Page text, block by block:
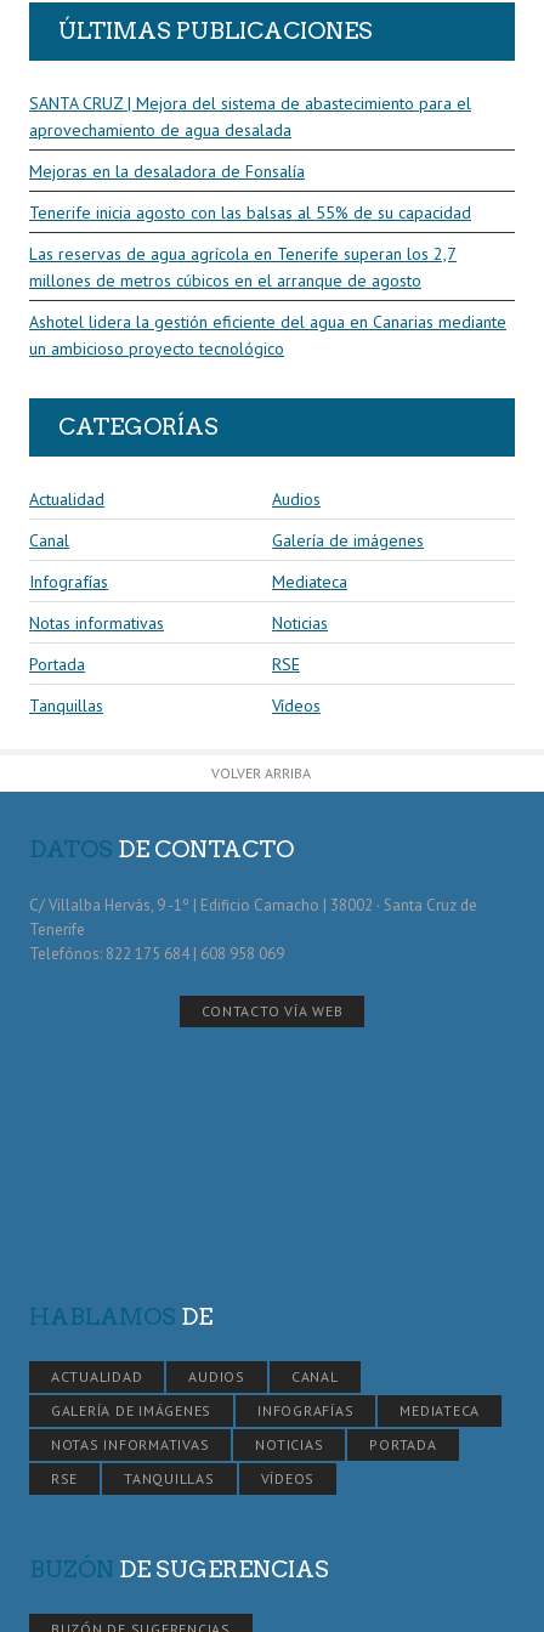
ÚLTIMAS PUBLICACIONES
SANTA CRUZ | Mejora del sistema de abastecimiento para el
aprovechamiento de agua desalada
Mejoras en la desaladora de Fonsalía
Tenerife inicia agosto con las balsas al 55% de su capacidad
Las reservas de agua agrícola en Tenerife superan los 2,7
millones de metros cúbicos en el arranque de agosto
Ashotel lidera la gestión eficiente del agua en Canarias mediante
un ambicioso proyecto tecnológico
CATEGORÍAS
Actualidad
Audios
Canal
Galería de imágenes
Infografías
Mediateca
Notas informativas
Noticias
Portada
RSE
Tanquillas
Vídeos
VOLVER ARRIBA
DATOS DE CONTACTO
C/ Villalba Hervás, 9 -1º | Edificio Camacho | 38002 · Santa Cruz de
Tenerife
Telefónos: 822 175 684 | 608 958 069
CONTACTO VÍA WEB
HABLAMOS DE
ACTUALIDAD AUDIOS
CANAL
GALERÍA DE IMÁGENES
INFOGRAFÍAS
MEDIATECA
NOTAS INFORMATIVAS
NOTICIAS
PORTADA
RSE
TANQUILLAS VÍDEOS
BUZÓN DE SUGERENCIAS